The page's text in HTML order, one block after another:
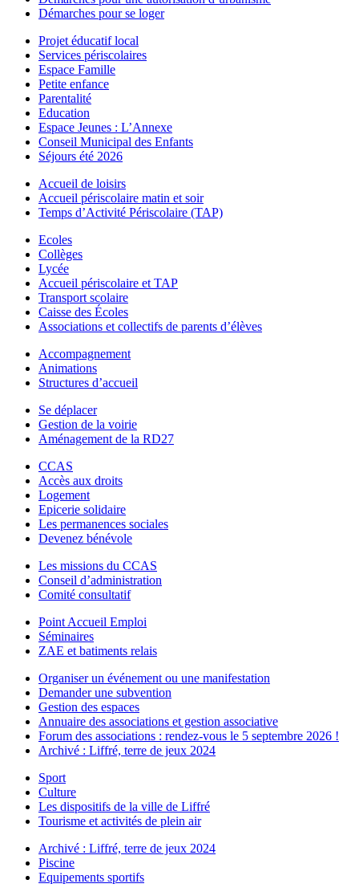
Démarches pour se loger
Projet éducatif local
Services périscolaires
Espace Famille
Petite enfance
Parentalité
Education
Espace Jeunes : L’Annexe
Conseil Municipal des Enfants
Séjours été 2026
Accueil de loisirs
Accueil périscolaire matin et soir
Temps d’Activité Périscolaire (TAP)
Ecoles
Collèges
Lycée
Accueil périscolaire et TAP
Transport scolaire
Caisse des Écoles
Associations et collectifs de parents d’élèves
Accompagnement
Animations
Structures d’accueil
Se déplacer
Gestion de la voirie
Aménagement de la RD27
CCAS
Accès aux droits
Logement
Epicerie solidaire
Les permanences sociales
Devenez bénévole
Les missions du CCAS
Conseil d’administration
Comité consultatif
Point Accueil Emploi
Séminaires
ZAE et batiments relais
Organiser un événement ou une manifestation
Demander une subvention
Gestion des espaces
Annuaire des associations et gestion associative
Forum des associations : rendez-vous le 5 septembre 2026 !
Archivé : Liffré, terre de jeux 2024
Sport
Culture
Les dispositifs de la ville de Liffré
Tourisme et activités de plein air
Archivé : Liffré, terre de jeux 2024
Piscine
Equipements sportifs